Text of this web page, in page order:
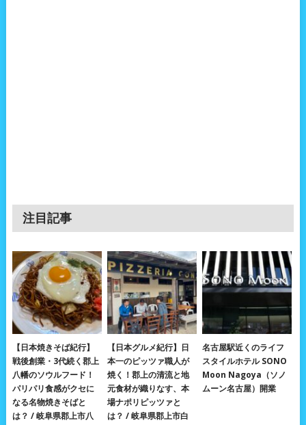
注目記事
【日本焼きそば紀行】
戦後創業・3代続く郡上
八幡のソウルフード！
パリパリ食感がクセに
なる名物焼きそばと
は？ / 岐阜県郡上市八
【日本グルメ紀行】日
本一のピッツァ職人が
焼く！郡上の清流と地
元食材が織りなす、本
場ナポリピッツァと
は？ / 岐阜県郡上市白
名古屋駅近くのライフ
スタイルホテル SONO
Moon Nagoya（ソノ
ムーン名古屋）開業